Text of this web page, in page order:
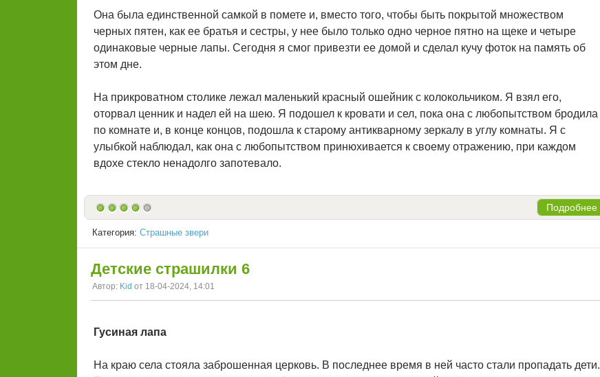
Она была единственной самкой в помете и, вместо того, чтобы быть покрытой множеством
черных пятен, как ее братья и сестры, у нее было только одно черное пятно на щеке и четыре
одинаковые черные лапы. Сегодня я смог привезти ее домой и сделал кучу фоток на память об
этом дне.
На прикроватном столике лежал маленький красный ошейник с колокольчиком. Я взял его,
оторвал ценник и надел ей на шею. Я подошел к кровати и сел, пока она с любопытством бродила
по комнате и, в конце концов, подошла к старому антикварному зеркалу в углу комнаты. Я с
улыбкой наблюдал, как она с любопытством принюхивается к своему отражению, при каждом
вдохе стекло ненадолго запотевало.
Подробнее
Категория: Страшные звери
Детские страшилки 6
Автор: Kid от 18-04-2024, 14:01
Гусиная лапа
На краю села стояла заброшенная церковь. В последнее время в ней часто стали пропадать дети.